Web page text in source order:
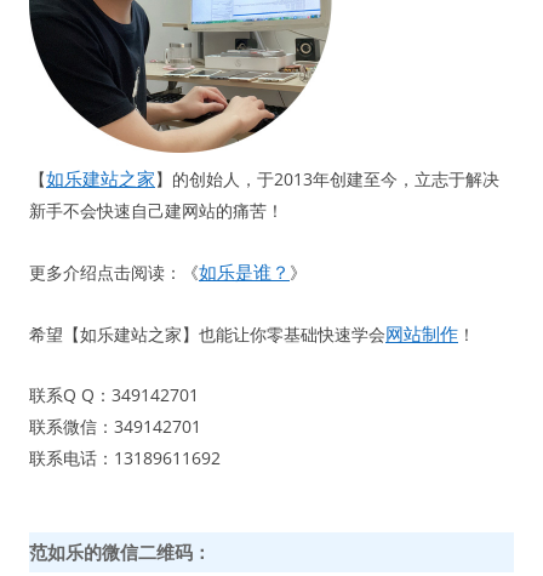
【如乐建站之家】的创始人，于2013年创建至今，立志于解决
新手不会快速自己建网站的痛苦！
更多介绍点击阅读：《如乐是谁？ 》
希望【如乐建站之家】也能让你零基础快速学会网站制作 ！
联系Q Q：349142701
联系微信：349142701
联系电话：13189611692
范如乐的微信二维码：